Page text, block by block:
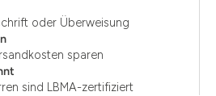
oder Überweisung
sparen
sind LBMA-zertifiziert